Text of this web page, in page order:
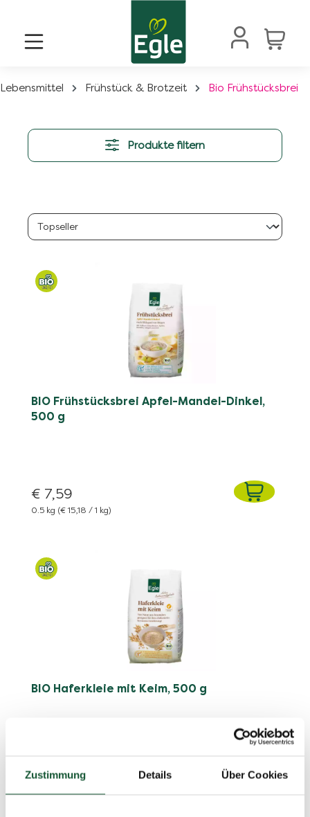
Zustimmung Details Über Cookies
Lebensmittel Frühstück & Brotzeit Bio Frühstücksbrei
Produkte filtern
BIO Frühstücksbrei Apfel-Mandel-Dinkel,
500 g
€ 7,59
0.5 kg (€ 15,18 / 1 kg)
BIO Haferkleie mit Keim, 500 g
€ 4,90
0.5 kg(€ 9,80 / 1 kg)